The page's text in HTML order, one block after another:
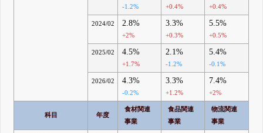
-1.2% +0.4% +0.4%
2024/02 2.8%
+2%
3.3%
+0.3%
5.5%
+0.5%
2025/02 4.5%
+1.7%
2.1%
-1.2%
5.4%
-0.1%
2026/02 4.3%
-0.2%
3.3%
+1.2%
7.4%
+2%
科目 年度
食材関連
事業
食品関連
事業
物流関連
事業